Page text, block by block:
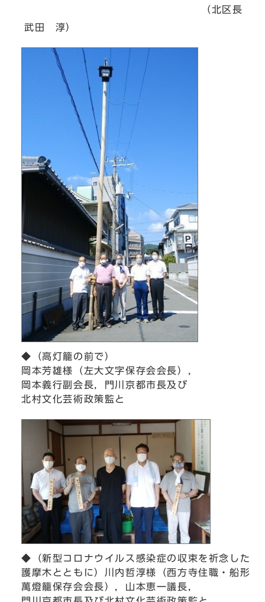
（北区長
武田 淳）
◆（高灯籠の前で）
岡本芳雄様（左大文字保存会会長），
岡本義行副会長，門川京都市長及び
北村文化芸術政策監と
◆（新型コロナウイルス感染症の収束を祈念した
護摩木とともに）川内哲淳様（西方寺住職・船形
萬燈籠保存会会長），山本恵一議長，